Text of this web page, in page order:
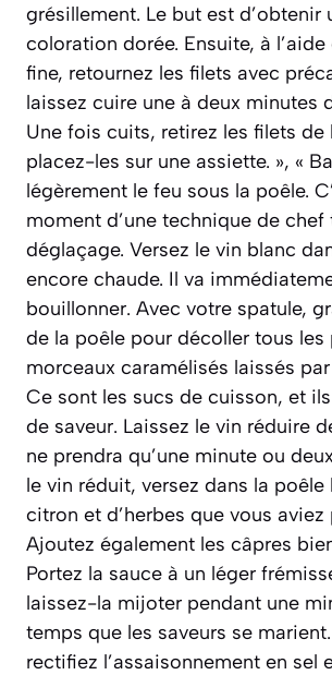
grésillement. Le but est d’obtenir
coloration dorée. Ensuite, à l’aide
fine, retournez les filets avec
laissez cuire une à deux minutes
Une fois cuits, retirez les filets de
placez-les sur une assiette. », «
légèrement le feu sous la poêle.
moment d’une technique de chef
déglaçage. Versez le vin blanc
encore chaude. Il va
bouillonner. Avec votre spatule,
de la poêle pour décoller tous les
morceaux caramélisés laissés
Ce sont les sucs de cuisson, et
de saveur. Laissez le vin réduire
ne prendra qu’une minute ou
le vin réduit, versez dans la poêle
citron et d’herbes que vous aviez
Ajoutez également les câpres
Portez la sauce à un léger
laissez-la mijoter pendant une
temps que les saveurs se
rectifiez l’assaisonnement en sel